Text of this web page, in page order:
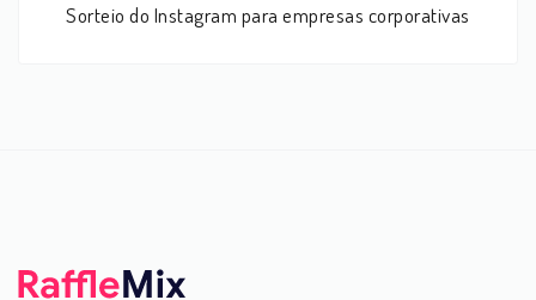
Sorteio do Instagram para empresas corporativas